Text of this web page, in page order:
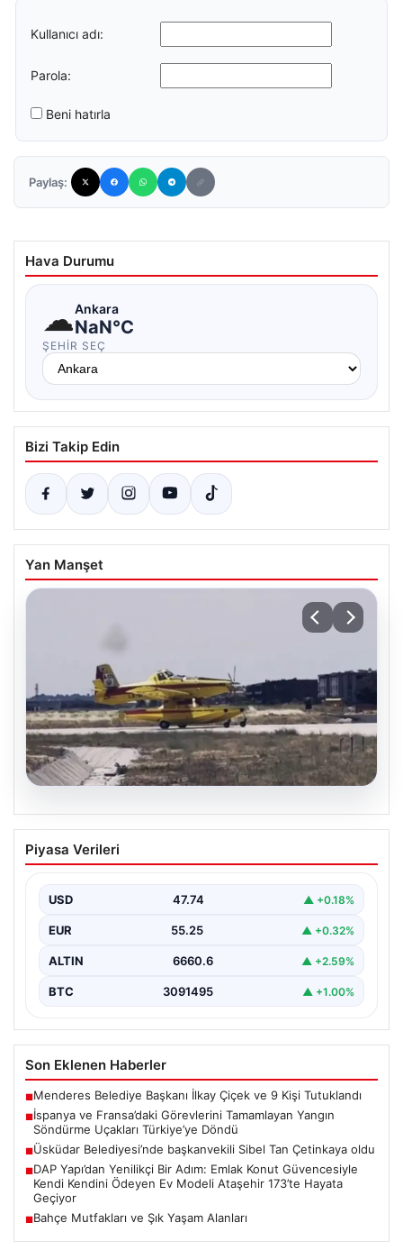
Kullanıcı adı:
Parola:
Beni hatırla
Paylaş:
Hava Durumu
☁Ankara
NaN°C
ŞEHIR SEÇ
Bizi Takip Edin
Yan Manşet
06.08.2026
İspanya ve Fransa’daki Görevlerini
Tamamlayan Yangın Söndürme Uçakları
Orman Genel Müdürlüğü tarafından yapılan açıklamada,
büyük…
Piyasa Verileri
USD 47.74 ▲ +0.18%
EUR 55.25 ▲ +0.32%
ALTIN 6660.6 ▲ +2.59%
BTC 3091495 ▲ +1.00%
Son Eklenen Haberler
■Menderes Belediye Başkanı İlkay Çiçek ve 9 Kişi Tutuklandı
■İspanya ve Fransa’daki Görevlerini Tamamlayan Yangın
Söndürme Uçakları Türkiye’ye Döndü
■Üsküdar Belediyesi’nde başkanvekili Sibel Tan Çetinkaya oldu
■DAP Yapı’dan Yenilikçi Bir Adım: Emlak Konut Güvencesiyle
Kendi Kendini Ödeyen Ev Modeli Ataşehir 173’te Hayata
Geçiyor
■Bahçe Mutfakları ve Şık Yaşam Alanları